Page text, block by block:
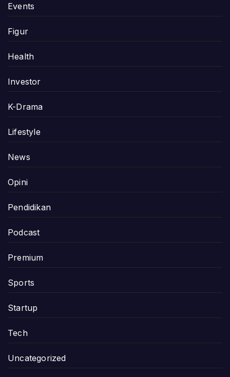
Events
Figur
Health
Investor
K-Drama
Lifestyle
News
Opini
Pendidikan
Podcast
Premium
Sports
Startup
Tech
Uncategorized